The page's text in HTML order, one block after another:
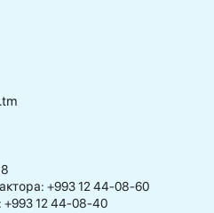
+993 12 44-08-60
+993 12 44-08-40